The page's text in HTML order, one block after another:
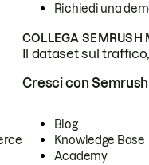
Richiedi una
COLLEGA SEMRUSH
Il dataset sul
Cresci con Semrush
Blog
Knowledge Base
Academy